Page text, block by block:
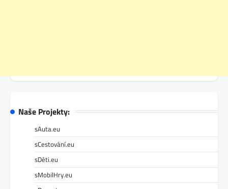
Naše Projekty:
sAuta.eu
sCestování.eu
sDěti.eu
sMobilHry.eu